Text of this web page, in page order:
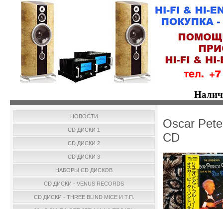
НОВОСТИ
CD ДИСКИ 1
CD ДИСКИ 2
CD ДИСКИ 3
НАБОРЫ CD ДИСКОВ
CD ДИСКИ - VENUS RECORDS
CD ДИСКИ - THREE BLIND MICE И Т.П.
Oscar
CD